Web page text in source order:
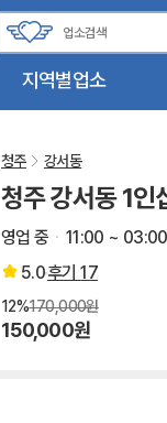
지역별업소
청주 강서동
청주 강서동 1인
영업 중
11:00 ~ 03:00
5.0후기17
12%170,000원
150,000원